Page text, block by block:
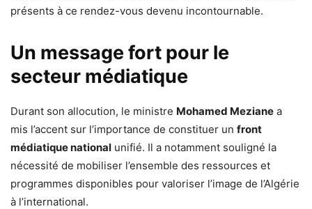
présents à ce rendez-vous devenu incontournable.
Un message fort pour le
secteur médiatique
Durant son allocution, le ministre Mohamed Meziane a
mis l’accent sur l’importance de constituer un front
médiatique national unifié. Il a notamment souligné la
nécessité de mobiliser l’ensemble des ressources et
programmes disponibles pour valoriser l’image de l’Algérie
à l’international.